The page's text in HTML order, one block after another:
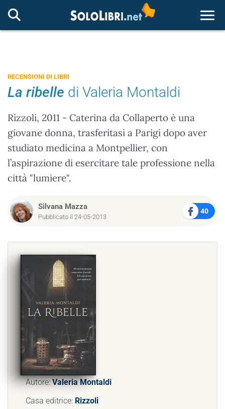
RECENSIONI DI LIBRI
La ribelle di Valeria Montaldi
Rizzoli, 2011 - Caterina da Collaperto è una
giovane donna, trasferitasi a Parigi dopo aver
studiato medicina a Montpellier, con
l’aspirazione di esercitare tale professione nella
città "lumiere".
Silvana Mazza
Pubblicato il 24-05-2013
40
Autore:Valeria Montaldi
Casa editrice: Rizzoli